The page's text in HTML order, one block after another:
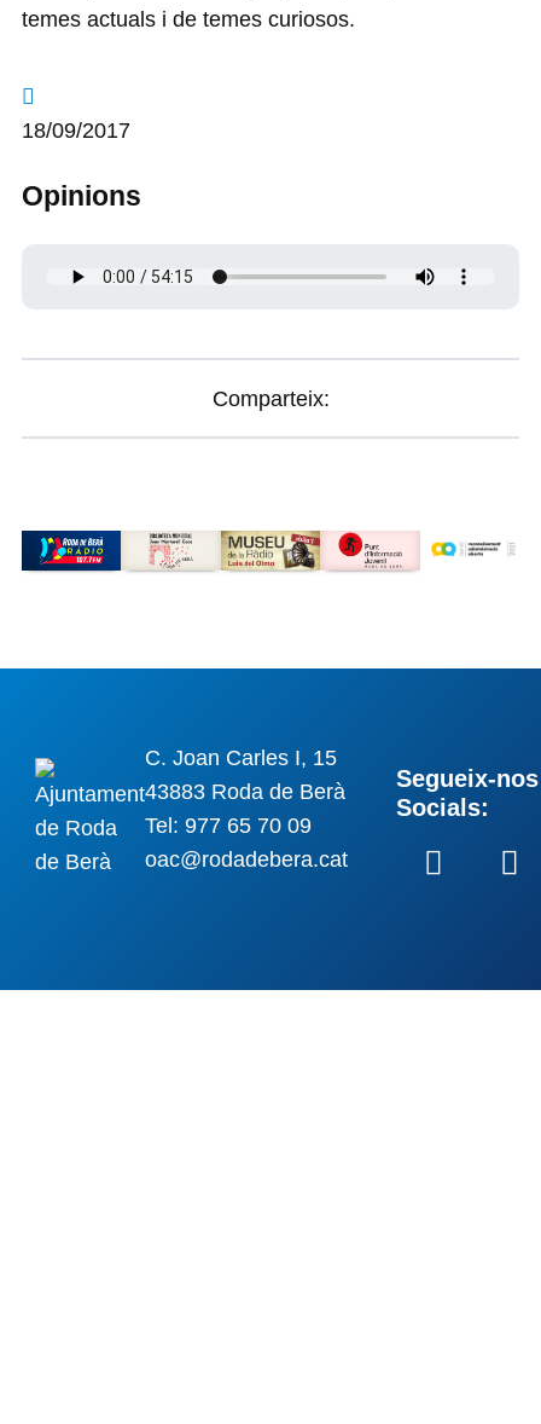
temes actuals i de temes curiosos.
18/09/2017
Opinions
Comparteix:
C. Joan Carles I, 15
43883 Roda de Berà
Tel: 977 65 70 09
oac@rodadebera.cat
Segueix-
Socials: